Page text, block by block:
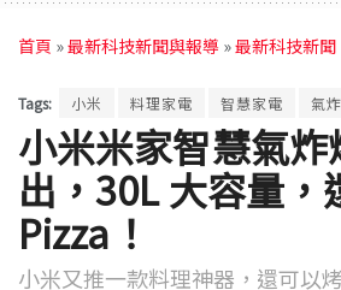
首頁 »最新科技新聞與報導 »最新科技新聞
Tags: 小米 料理家電 智慧家電 氣
小米米家智慧氣
出，30L 大容量，
Pizza！
小米又推一款料理神器，還可以烤